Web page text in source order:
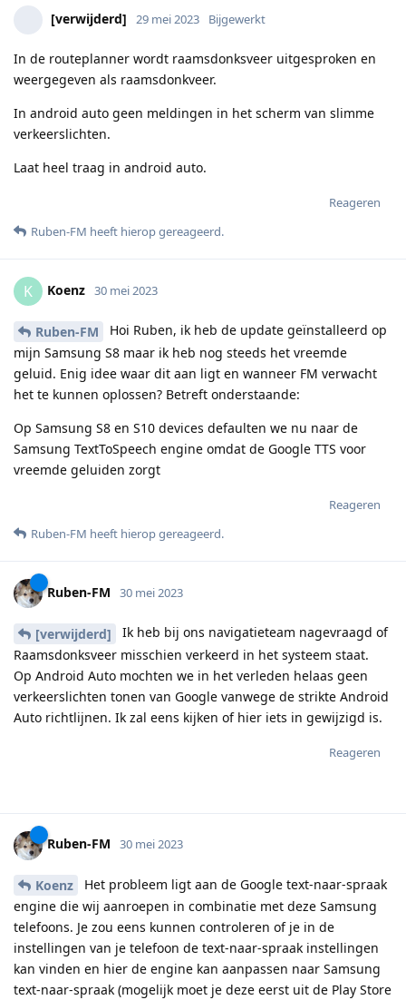
[verwijderd] 29 mei 2023 Bijgewerkt
In de routeplanner wordt raamsdonksveer uitgesproken en
weergegeven als raamsdonkveer.
In android auto geen meldingen in het scherm van slimme
verkeerslichten.
Laat heel traag in android auto.
Reageren
Ruben-FM heeft hierop gereageerd.
K Koenz 30 mei 2023
Ruben-FM
Hoi Ruben, ik heb de update geïnstalleerd op
mijn Samsung S8 maar ik heb nog steeds het vreemde
geluid. Enig idee waar dit aan ligt en wanneer FM verwacht
het te kunnen oplossen? Betreft onderstaande:
Op Samsung S8 en S10 devices defaulten we nu naar de
Samsung TextToSpeech engine omdat de Google TTS voor
vreemde geluiden zorgt
Reageren
Ruben-FM heeft hierop gereageerd.
Ruben-FM 30 mei 2023
[verwijderd]
Ik heb bij ons navigatieteam nagevraagd of
Raamsdonksveer misschien verkeerd in het systeem staat.
Op Android Auto mochten we in het verleden helaas geen
verkeerslichten tonen van Google vanwege de strikte Android
Auto richtlijnen. Ik zal eens kijken of hier iets in gewijzigd is.
Reageren
Ruben-FM 30 mei 2023
Koenz
Het probleem ligt aan de Google text-naar-spraak
engine die wij aanroepen in combinatie met deze Samsung
telefoons. Je zou eens kunnen controleren of je in de
instellingen van je telefoon de text-naar-spraak instellingen
kan vinden en hier de engine kan aanpassen naar Samsung
text-naar-spraak (mogelijk moet je deze eerst uit de Play Store